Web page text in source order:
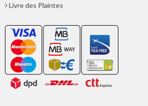
Livre des Plaintes